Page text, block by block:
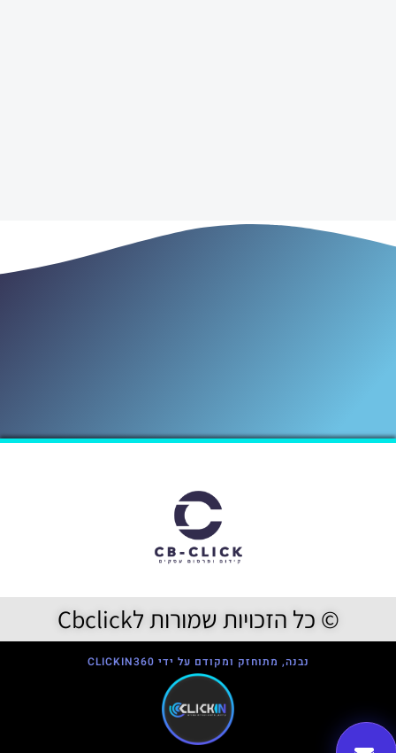
© כל הזכויות שמורות לCbclick
נבנה, מתוחזק ומקודם על ידי CLICKIN360